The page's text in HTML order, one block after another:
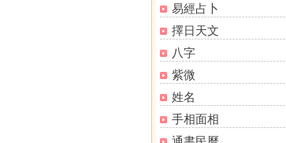
易經占卜
擇日天文
八字
紫微
姓名
手相面相